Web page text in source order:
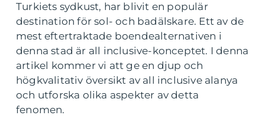
Turkiets sydkust, har blivit en populär
destination för sol- och badälskare. Ett av de
mest eftertraktade boendealternativen i
denna stad är all inclusive-konceptet. I denna
artikel kommer vi att ge en djup och
högkvalitativ översikt av all inclusive alanya
och utforska olika aspekter av detta
fenomen.